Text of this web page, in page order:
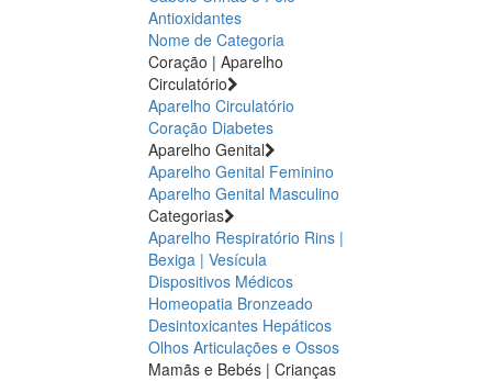
Antioxidantes
Nome de Categoria
Coração | Aparelho
Circulatório
Aparelho Circulatório
Coração Diabetes
Aparelho Genital
Aparelho Genital Feminino
Aparelho Genital Masculino
Categorias
Aparelho Respiratório Rins |
Bexiga | Vesícula
Dispositivos Médicos
Homeopatia Bronzeado
Desintoxicantes Hepáticos
Olhos Articulações e Ossos
Mamãs e Bebés | Crianças